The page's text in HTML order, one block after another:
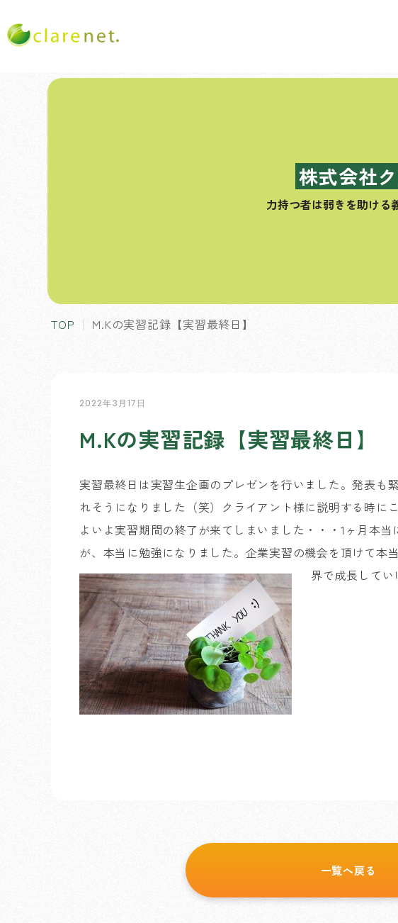
株式会社
力持つ者は弱きを助ける
TOP M.Kの実習記録【実習最終日】
2022年3月17日
M.Kの実習記録【実習最終日】
実習最終日は実習生企画のプレゼンを行いました。発表も
れそうになりました（笑）クライアント様に説明する時に
よいよ実習期間の終了が来てしまいました・・・1ヶ月本
が、本当に勉強になりました。企業実習の機会を頂けて本
界で成長してい
一覧へ戻る